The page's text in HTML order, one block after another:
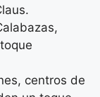
centros de